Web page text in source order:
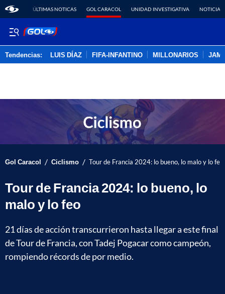
ÚLTIMAS NOTICAS GOL CARACOL UNIDAD INVESTIGATIVA NOTICIAS
Tendencias: LUIS DÍAZ FIFA-INFANTINO MILLONARIOS
Gol Caracol / Ciclismo / Tour de Francia 2024: lo bueno, lo malo y lo feo
Tour de Francia 2024: lo bueno, lo
malo y lo feo
21 días de acción transcurrieron hasta llegar a este final
de Tour de Francia, con Tadej Pogacar como campeón,
rompiendo récords de por medio.